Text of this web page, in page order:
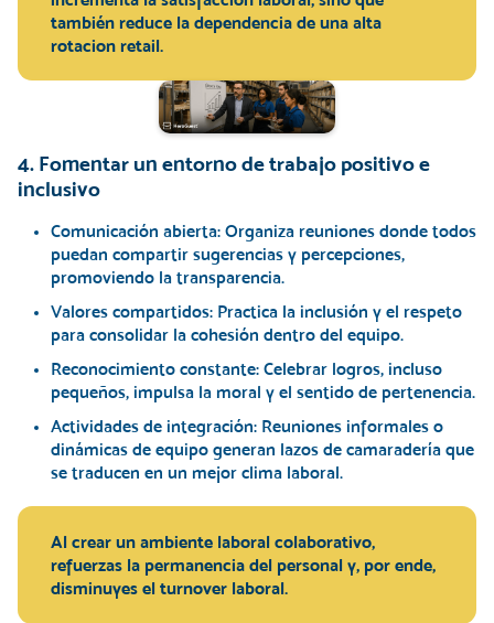
también reduce la dependencia de una alta
rotacion retail.
4. Fomentar un entorno de trabajo positivo e
inclusivo
Comunicación abierta: Organiza reuniones donde todos
puedan compartir sugerencias y percepciones,
promoviendo la transparencia.
Valores compartidos: Practica la inclusión y el respeto
para consolidar la cohesión dentro del equipo.
Reconocimiento constante: Celebrar logros, incluso
pequeños, impulsa la moral y el sentido de pertenencia.
Actividades de integración: Reuniones informales o
dinámicas de equipo generan lazos de camaradería que
se traducen en un mejor clima laboral.
Al crear un ambiente laboral colaborativo,
refuerzas la permanencia del personal y, por ende,
disminuyes el turnover laboral.